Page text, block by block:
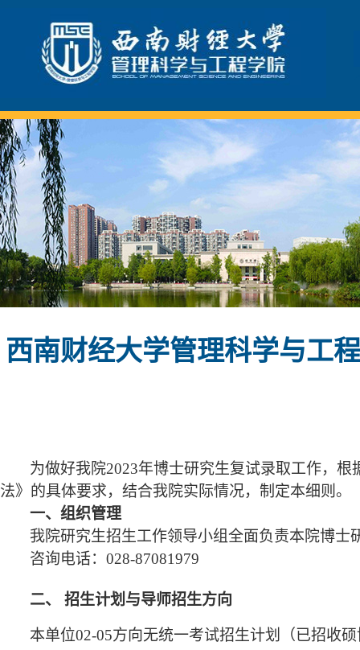
西南财经大学管理科学与工
为做好我院2023年博士研究生复试录取工作，
法》的具体要求，结合我院实际情况，制定本细则。
一、组织管理
我院研究生招生工作领导小组全面负责本院博
咨询电话： 028-87081979
二、 招生计划与导师招生方向
本单位02-05方向无统一考试招生计划（已招收